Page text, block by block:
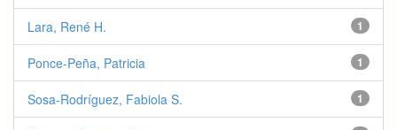
1
Lara, René H.
1
Ponce-Peña, Patricia
1
Sosa-Rodríguez, Fabiola S.